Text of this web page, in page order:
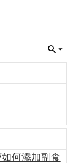
何添加副食